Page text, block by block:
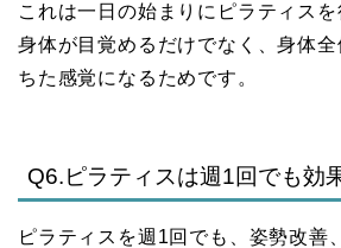
これは一日の始まりにピラティスを
身体が目覚めるだけでなく、身体
ちた感覚になるためです。
Q6.ピラティスは週1回でも効
ピラティスを週1回でも、姿勢改善